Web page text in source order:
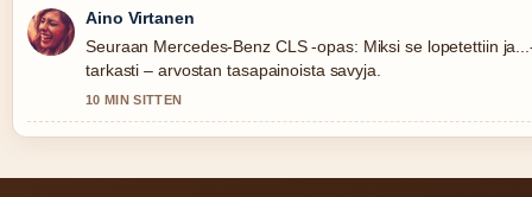
Aino Virtanen
Seuraan Mercedes-Benz CLS -opas: Miksi se lopetettiin
tarkasti – arvostan tasapainoista savyja.
10 MIN SITTEN